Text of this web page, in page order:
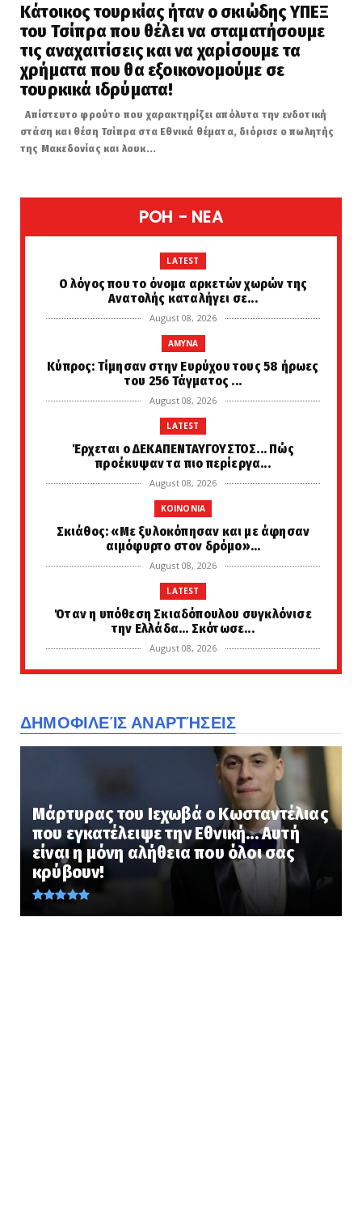
Κάτοικος τουρκίας ήταν ο σκιώδης ΥΠΕΞ
του Τσίπρα που θέλει να σταματήσουμε
τις αναχαιτίσεις και να χαρίσουμε τα
χρήματα που θα εξοικονομούμε σε
τουρκικά ιδρύματα!
Απίστευτο φρούτο που χαρακτηρίζει απόλυτα την ενδοτική
στάση και θέση Τσίπρα στα Εθνικά θέματα, διόρισε ο πωλητής
της Μακεδονίας και λουκ...
POH - NEA
LATEST
Ο λόγος που το όνομα αρκετών χωρών της
Ανατολής καταλήγει σε...
August 08, 2026
AMYNA
Κύπρος: Τίμησαν στην Ευρύχου τους 58 ήρωες
του 256 Τάγματος ...
August 08, 2026
LATEST
Έρχεται ο ΔΕΚΑΠΕΝΤΑΥΓΟΥΣΤΟΣ... Πώς
προέκυψαν τα πιο περίεργα...
August 08, 2026
KOINONIA
Σκιάθος: «Με ξυλοκόπησαν και με άφησαν
αιμόφυρτο στον δρόμο»...
August 08, 2026
LATEST
Όταν η υπόθεση Σκιαδόπουλου συγκλόνισε
την Ελλάδα... Σκότωσε...
August 08, 2026
STOXOS
August 08, 2026
Συγκλονιστική προφητεία: Θα γίνονται
πόλεμοι παντού – Η Ελλά...
August 08, 2026
ETHNIKA
Η Τουρκία επιχειρεί νέο «γκριζάρισμα» στο
Αιγαίο και προκαλε...
ΔΗΜΟΦΙΛΕΊΣ ΑΝΑΡΤΉΣΕΙΣ
Μάρτυρας του Ιεχωβά ο Κωσταντέλιας
που εγκατέλειψε την Εθνική... Αυτή
είναι η μόνη αλήθεια που όλοι σας
κρύβουν!